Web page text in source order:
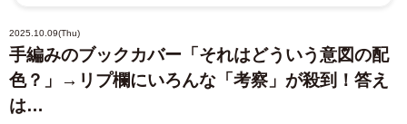
2025.10.09(Thu)
手編みのブックカバー「それはどういう意図の配
色？」→リプ欄にいろんな「考察」が殺到！答え
は…